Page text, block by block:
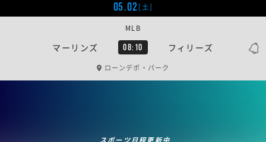
05.02[土]
マーリンズ 08:10 フィリーズ
MLB
ローンデポ・パーク
スポーツ日程更新中